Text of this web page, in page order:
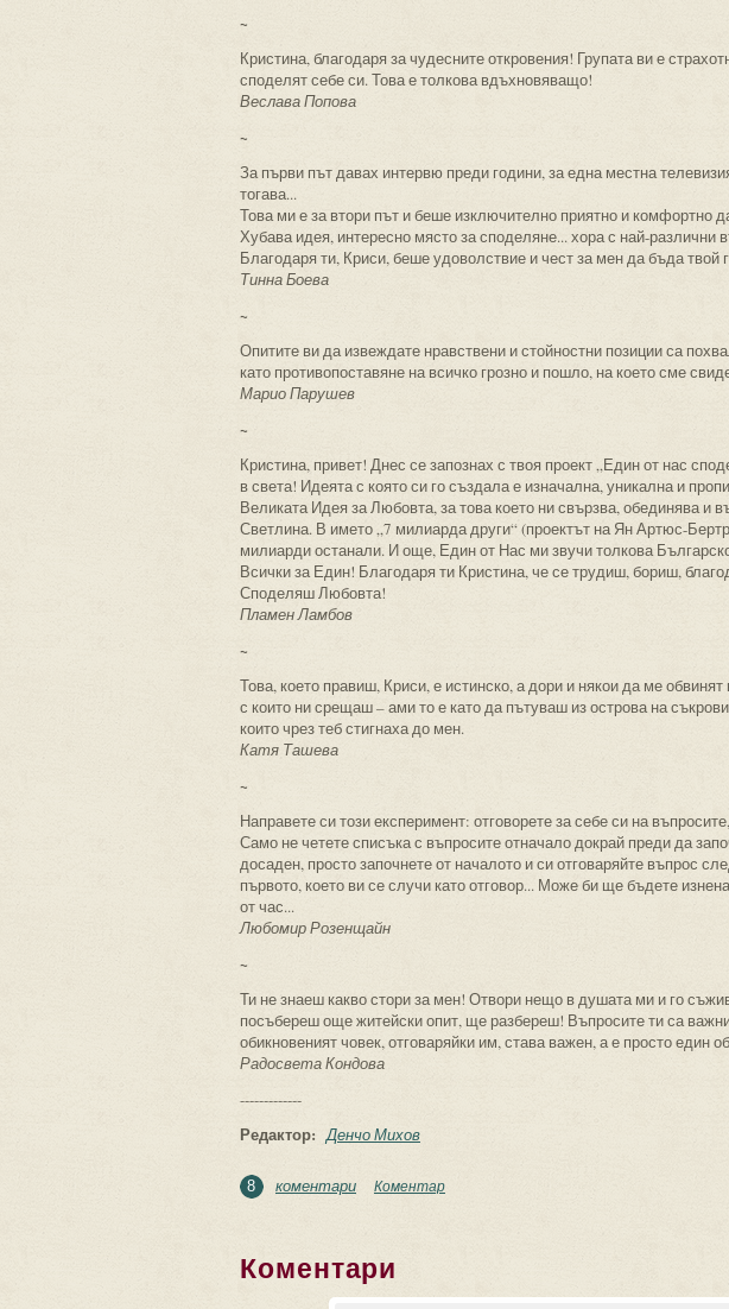
~
Кристина, благодаря за чудесните откровения! Групата ви е
споделят себе си. Това е толкова вдъхновяващо!
Веслава Попова
~
За първи път давах интервю преди години, за една местна
тогава...
Това ми е за втори път и беше изключително приятно и комфортно
Хубава идея, интересно място за споделяне... хора с най-различни
Благодаря ти, Криси, беше удоволствие и чест за мен да бъда твой
Тинна Боева
~
Опитите ви да извеждате нравствени и стойностни позиции са
като противопоставяне на всичко грозно и пошло, на което сме
Марио Парушев
~
Кристина, привет! Днес се запознах с твоя проект „Един от нас
в света! Идеята с която си го създала е изначална, уникална и
Великата Идея за Любовта, за това което ни свързва, обединява
Светлина. В името „7 милиарда други“ (проектът на Ян Артюс-
милиарди останали. И още, Един от Нас ми звучи толкова
Всички за Един! Благодаря ти Кристина, че се трудиш, бориш,
Споделяш Любовта!
Пламен Ламбов
~
Това, което правиш, Криси, е истинско, а дори и някои да ме
с които ни срещаш – ами то е като да пътуваш из острова на
които чрез теб стигнаха до мен.
Катя Ташева
~
Направете си този експеримент: отговорете за себе си на
Само не четете списъка с въпросите отначало докрай преди да
досаден, просто започнете от началото и си отговаряйте въпрос
първото, което ви се случи като отговор... Може би ще бъдете
от час...
Любомир Розенщайн
~
Ти не знаеш какво стори за мен! Отвори нещо в душата ми и го
посъбереш още житейски опит, ще разбереш! Въпросите ти са
обикновеният човек, отговаряйки им, става важен, а е просто един
Радосвета Кондова
-------------
Редактор: Денчо Михов
8 коментари Коментар
Коментари